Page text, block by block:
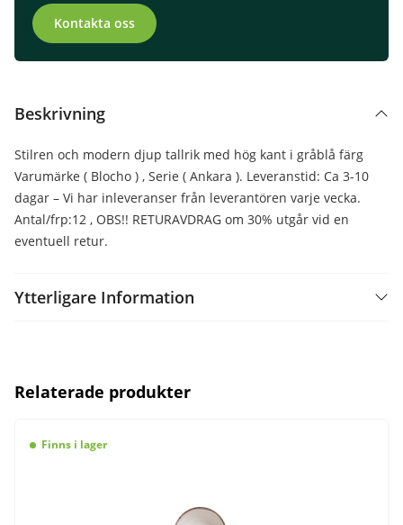
Kontakta oss
Beskrivning
Stilren och modern djup tallrik med hög kant i gråblå färg
Varumärke ( Blocho ) , Serie ( Ankara ). Leveranstid: Ca 3-10
dagar – Vi har inleveranser från leverantören varje vecka.
Antal/frp:12 , OBS!! RETURAVDRAG om 30% utgår vid en
eventuell retur.
Ytterligare Information
Relaterade produkter
Finns i lager